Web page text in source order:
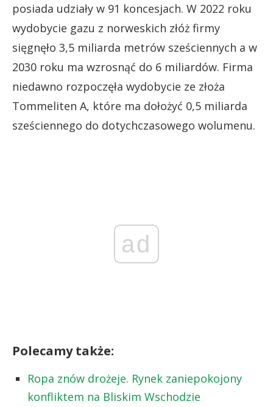
posiada udziały w 91 koncesjach. W 2022 roku
wydobycie gazu z norweskich złóż firmy
sięgnęło 3,5 miliarda metrów sześciennych a w
2030 roku ma wzrosnąć do 6 miliardów. Firma
niedawno rozpoczęła wydobycie ze złoża
Tommeliten A, które ma dołożyć 0,5 miliarda
sześciennego do dotychczasowego wolumenu.
ad
Polecamy także:
Ropa znów drożeje. Rynek zaniepokojony
konfliktem na Bliskim Wschodzie